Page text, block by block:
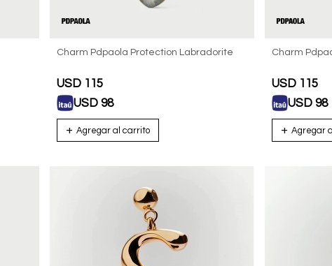
Charm Pdpaola Protection Labradorite
USD 115
USD 98
Charm
USD 115
USD 98